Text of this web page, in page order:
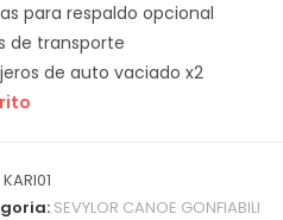
para respaldo opcional
de transporte
de auto vaciado x2
KARI01
SEVYLOR CANOE GONFIABILI